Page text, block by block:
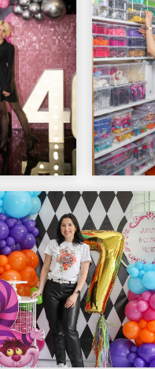
Шар Удачи на карте Москвы — Яндекс